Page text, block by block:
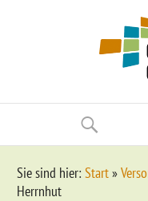
Sie sind hier: Start»
Herrnhut